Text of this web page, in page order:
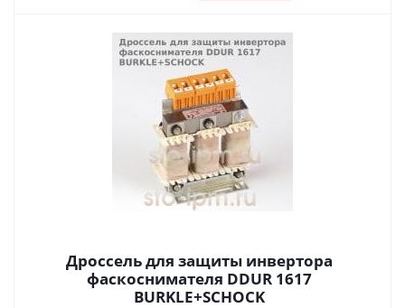
Дроссель для защиты инвертора
фаскоснимателя DDUR 1617
BURKLE+SCHOCK